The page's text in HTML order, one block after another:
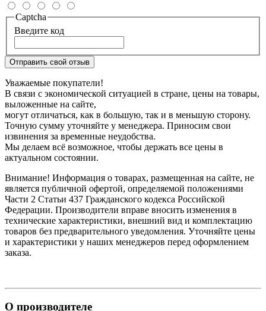
Captcha
Введите код
Отправить свой отзыв
Уважаемые покупатели!
В связи с экономической ситуацией в стране, цены на товары,
выложенные на сайте,
могут отличаться, как в большую, так и в меньшую сторону.
Точную сумму уточняйте у менеджера. Приносим свои
извинения за временные неудобства.
Мы делаем всё возможное, чтобы держать все цены в
актуальном состоянии.
Внимание! Информация о товарах, размещенная на сайте, не
является публичной офертой, определяемой положениями
Части 2 Статьи 437 Гражданского кодекса Российской
Федерации. Производители вправе вносить изменения в
технические характеристики, внешний вид и комплектацию
товаров без предварительного уведомления. Уточняйте цены
и характеристики у наших менеджеров перед оформлением
заказа.
О производителе